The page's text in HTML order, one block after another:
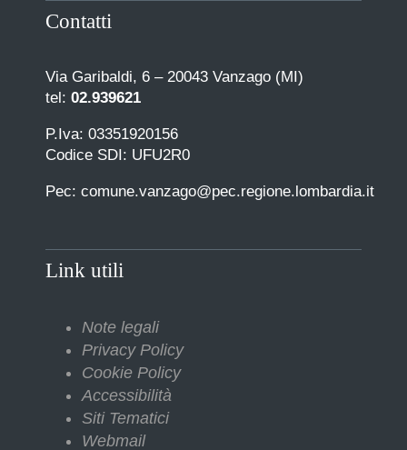
Contatti
Via Garibaldi, 6 – 20043 Vanzago (MI)
tel: 02.939621
P.Iva: 03351920156
Codice SDI: UFU2R0
Pec: comune.vanzago@pec.regione.lombardia.it
Link utili
Note legali
Privacy Policy
Cookie Policy
Accessibilità
Siti Tematici
Webmail